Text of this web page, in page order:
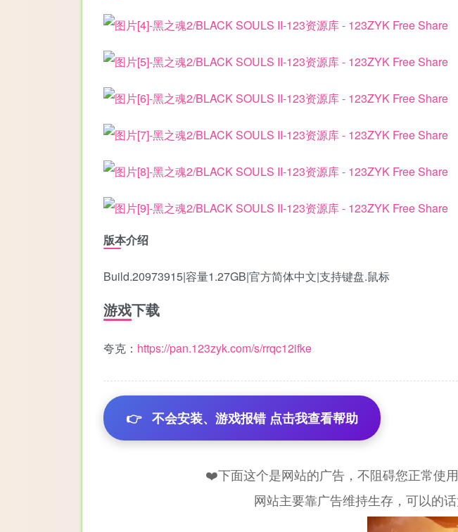
版本介绍
Build.20973915|容量1.27GB|官方简体中文|支持键盘.鼠标
游戏下载
夸克： https://pan.123zyk.com/s/rrqc12ifke
👉 不会安装、游戏报错 点击我查看帮助
❤️下面这个是网站的广告，不阻碍您正常使
网站主要靠广告维持生存，可以的